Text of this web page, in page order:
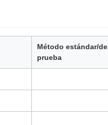
Método estándar/de
prueba